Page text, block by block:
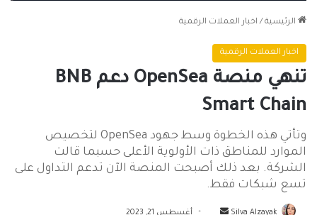
الرئيسية / اخبار العملات الرقمية
اخبار العملات الرقمية
تنهي منصة OpenSea دعم BNB
Smart Chain
وتأتي هذه الخطوة وسط جهود OpenSea لتخصيص
الموارد للمناطق ذات الأولوية الأعلى حسبما قالت
الشركة. بعد ذلك أصبحت المنصة الآن تدعم التداول على
تسع شبكات فقط.
Silva Alzayak
أرسل
أغسطس 21, 2023